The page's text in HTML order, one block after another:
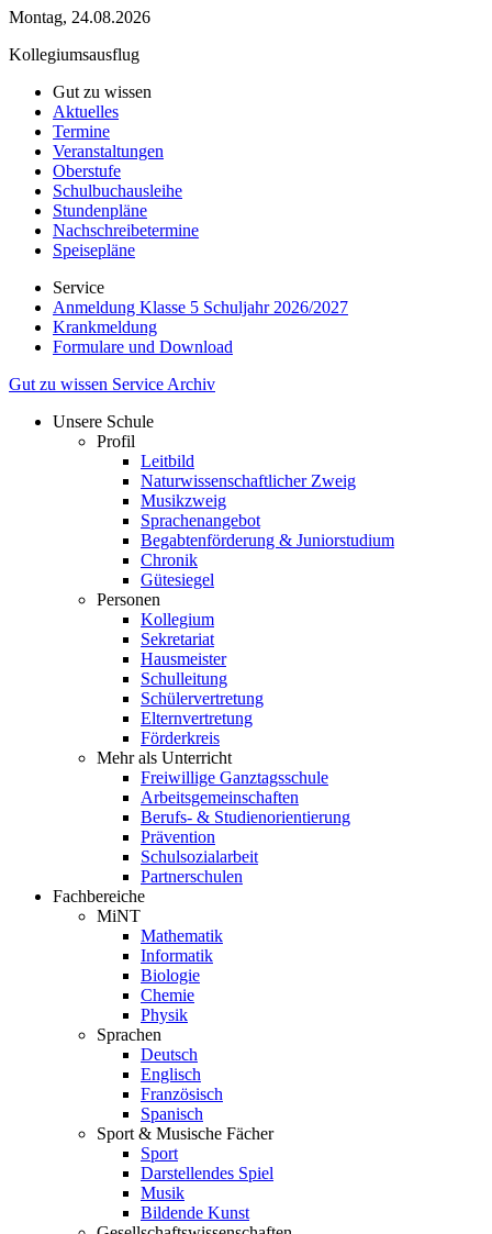
Montag, 24.08.2026
Kollegiumsausflug
Gut zu wissen
Aktuelles
Termine
Veranstaltungen
Oberstufe
Schulbuchausleihe
Stundenpläne
Nachschreibetermine
Speisepläne
Service
Anmeldung Klasse 5 Schuljahr 2026/2027
Krankmeldung
Formulare und Download
Gut zu wissen Service Archiv
Unsere Schule
Profil
Leitbild
Naturwissenschaftlicher Zweig
Musikzweig
Sprachenangebot
Begabtenförderung & Juniorstudium
Chronik
Gütesiegel
Personen
Kollegium
Sekretariat
Hausmeister
Schulleitung
Schülervertretung
Elternvertretung
Förderkreis
Mehr als Unterricht
Freiwillige Ganztagsschule
Arbeitsgemeinschaften
Berufs- & Studienorientierung
Prävention
Schulsozialarbeit
Partnerschulen
Fachbereiche
MiNT
Mathematik
Informatik
Biologie
Chemie
Physik
Sprachen
Deutsch
Englisch
Französisch
Spanisch
Sport & Musische Fächer
Sport
Darstellendes Spiel
Musik
Bildende Kunst